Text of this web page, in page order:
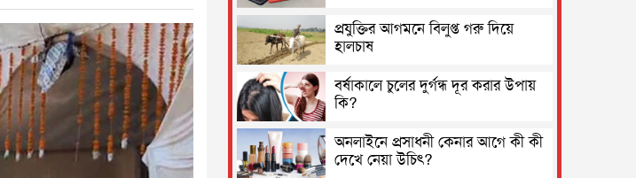
প্রযুক্তির আগমনে বিলুপ্ত গরু দিয়ে
হালচাষ
বর্ষাকালে চুলের দুর্গন্ধ দূর করার উপায়
কি?
অনলাইনে প্রসাধনী কেনার আগে কী কী
দেখে নেয়া উচিৎ?